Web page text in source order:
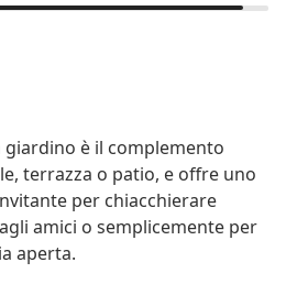
giardino è il complemento
terrazza o patio, e offre uno
per chiacchierare
amici o semplicemente per
aperta.